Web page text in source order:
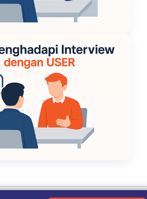
Kebijakan Privasi|Tentang Kami|